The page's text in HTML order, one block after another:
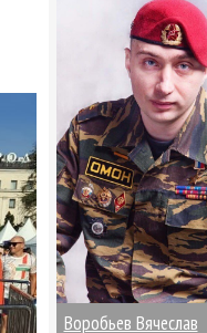
Воробьев Вячеслав